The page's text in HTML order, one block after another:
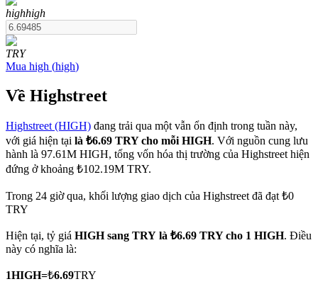
COIN-M Futures
Futures sử dụng token làm tài sản thế chấp
TradFi
highhigh
TRY
Mua high (high)
Về Highstreet
Highstreet (HIGH) đang trải qua một vẫn ổn định trong tuần này,
với giá hiện tại là ₺6.69 TRY cho mỗi HIGH. Với nguồn cung lưu
hành là 97.61M HIGH, tổng vốn hóa thị trường của Highstreet hiện
đứng ở khoảng ₺102.19M TRY.
Trong 24 giờ qua, khối lượng giao dịch của Highstreet đã đạt ₺0
TRY
Hiện tại, tỷ giá HIGH sang TRY là ₺6.69 TRY cho 1 HIGH. Điều
này có nghĩa là:
1HIGH=₺6.69TRY